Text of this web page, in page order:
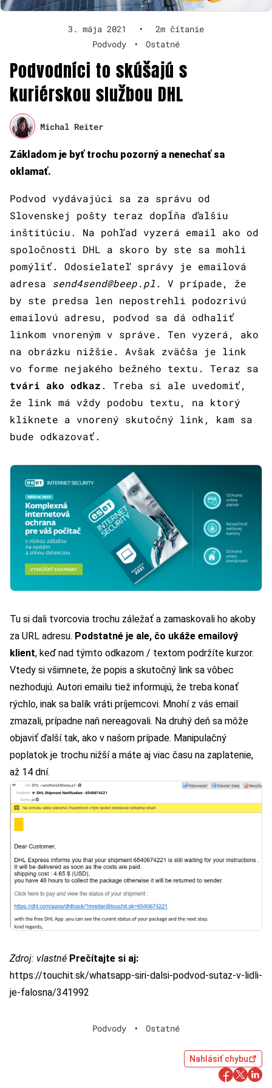
3. mája 2021 •
2m čítanie
Podvody
• Ostatné
Podvodníci to skúšajú s
kuriérskou službou DHL
Michal Reiter
Základom je byť trochu pozorný a nenechať sa
oklamať.
Podvod vydávajúci sa za správu od
Slovenskej pošty teraz dopĺňa ďalšiu
inštitúciu. Na pohľad vyzerá email ako od
spoločnosti DHL a skoro by ste sa mohli
pomýliť. Odosielateľ správy je emailová
adresa send4send@beep.pl . V prípade, že
by ste predsa len nepostrehli podozrivú
emailovú adresu, podvod sa dá odhaliť
linkom vnoreným v správe. Ten vyzerá, ako
na obrázku nižšie. Avšak zväčša je link
vo forme nejakého bežného textu. Teraz sa
tvári ako odkaz . Treba si ale uvedomiť,
že link má vždy podobu textu, na ktorý
kliknete a vnorený skutočný link, kam sa
bude odkazovať.
Tu si dali tvorcovia trochu záležať a zamaskovali ho akoby
za URL adresu. Podstatné je ale, čo ukáže emailový
klient, keď nad týmto odkazom / textom podržíte kurzor.
Vtedy si všimnete, že popis a skutočný link sa vôbec
nezhodujú. Autori emailu tiež informujú, že treba konať
rýchlo, inak sa balík vráti príjemcovi. Mnohí z vás email
zmazali, prípadne naň nereagovali. Na druhý deň sa môže
objaviť ďalší tak, ako v našom prípade. Manipulačný
poplatok je trochu nižší a máte aj viac času na zaplatenie,
až 14 dní.
Zdroj: vlastné Prečítajte si aj:
https://touchit.sk/whatsapp-siri-dalsi-podvod-sutaz-v-lidli-
je-falosna/341992
Podvody • Ostatné
Nahlásiť chybu